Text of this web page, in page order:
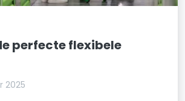
perfecte flexibele
2025